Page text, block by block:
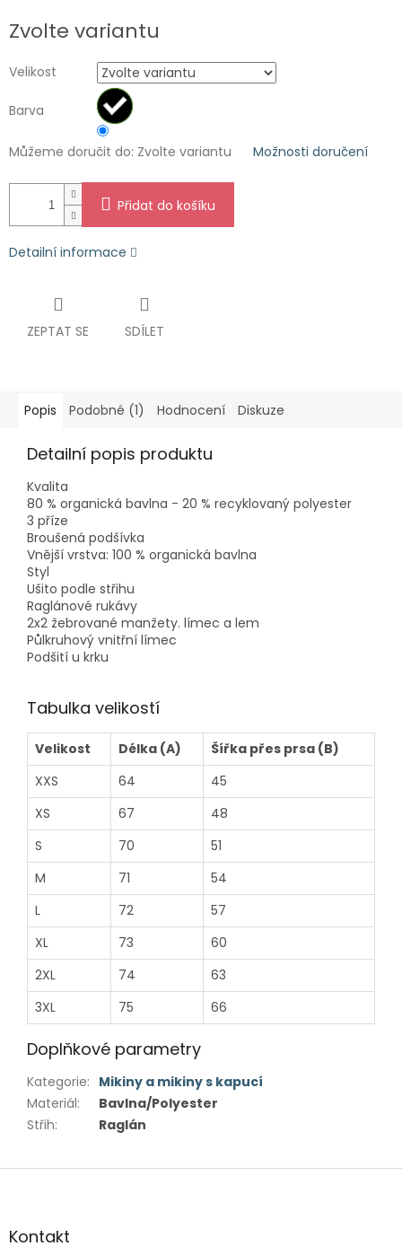
cena:
Zvolte variantu
Velikost
Barva
Můžeme doručit do: Zvolte variantu Možnosti doručení
Přidat do košíku
Detailní informace
ZEPTAT SE SDÍLET
Popis Podobné (1) Hodnocení Diskuze
Detailní popis produktu
Kvalita
80 % organická bavlna - 20 % recyklovaný polyester
3 příze
Broušená podšívka
Vnější vrstva: 100 % organická bavlna
Styl
Ušito podle střihu
Raglánové rukávy
2x2 žebrované manžety. límec a lem
Půlkruhový vnitřní límec
Podšití u krku
Tabulka velikostí
Velikost Délka (A)
Šířka přes prsa (B)
XXS
64
45
XS
67
48
S
70
51
M
71
54
L
72
57
XL
73
60
2XL
74
63
3XL
75 66
Doplňkové parametry
Kategorie: Mikiny a mikiny s kapucí
Materiál:
Bavlna/Polyester
Střih: Raglán
Z
aKontakt